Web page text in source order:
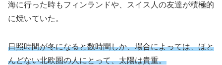
海に行った時もフィンランドや、スイス人の友達が積極的
に焼いていた。
日照時間が冬になると数時間しか、場合によっては、ほと
んどない北欧圏の人にとって、太陽は貴重。